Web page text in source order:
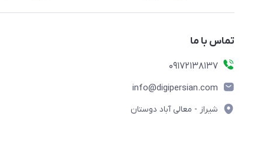
تماس با ما
09172138137
info@digipersian.com
شیراز - معالی آباد دوستان